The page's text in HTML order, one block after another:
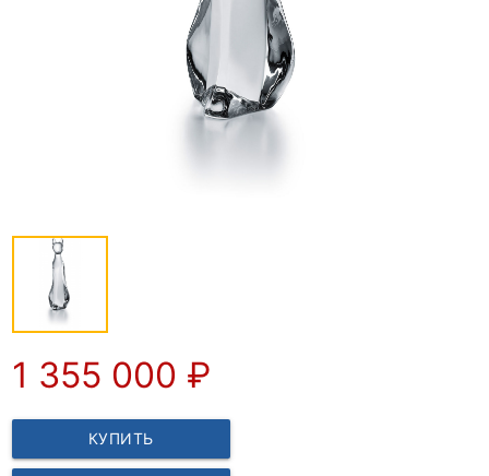
1 355 000 ₽
КУПИТЬ